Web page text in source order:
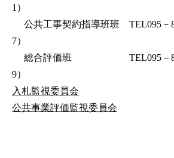
1）
公共工事契約指導班班 TEL095－
7）
総合評価班 TEL095－824－
9）
入札監視委員会
公共事業評価監視委員会